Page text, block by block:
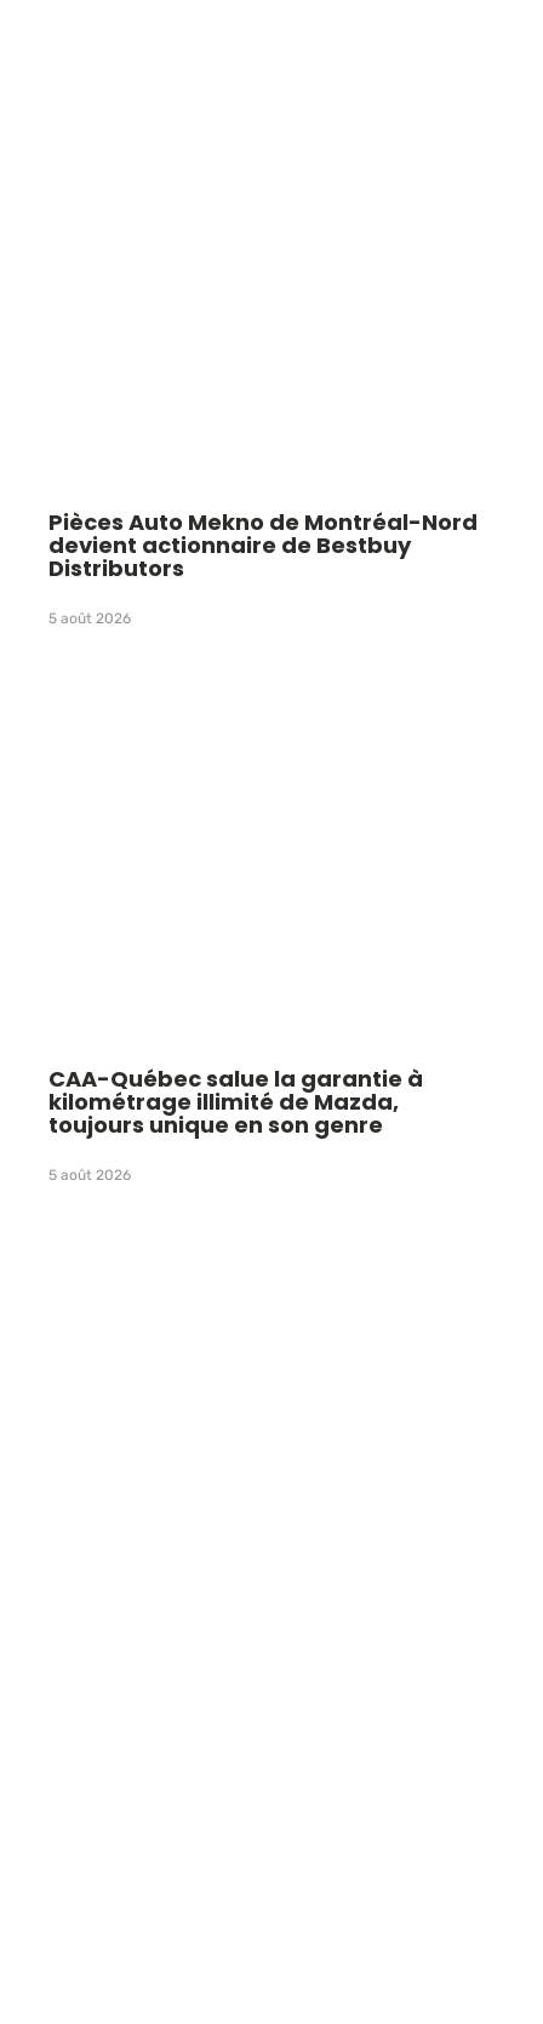
Pièces Auto Mekno de Montréal-Nord
devient actionnaire de Bestbuy
Distributors
5 août 2026
CAA-Québec salue la garantie à
kilométrage illimité de Mazda,
toujours unique en son genre
5 août 2026